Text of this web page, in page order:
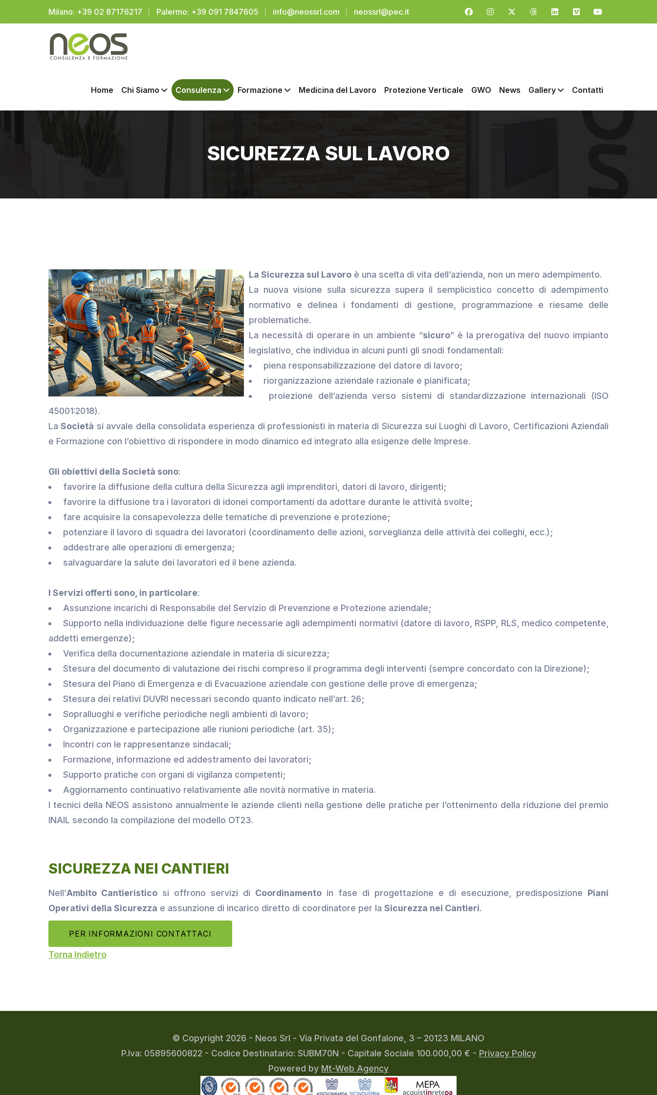
Milano: +39 02 87176217 Palermo: +39 091 7847605 info@neossrl.com neossrl@pec.it
Home Chi Siamo Consulenza Formazione Medicina del Lavoro Protezione Verticale GWO News Gallery Contatti
SICUREZZA SUL LAVORO
La Sicurezza sul Lavoro è una scelta di vita dell’azienda, non un mero adempimento.
La nuova visione sulla sicurezza supera il semplicistico concetto di adempimento
normativo e delinea i fondamenti di gestione, programmazione e riesame delle
problematiche.
La necessità di operare in un ambiente “sicuro” è la prerogativa del nuovo impianto
legislativo, che individua in alcuni punti gli snodi fondamentali:
piena responsabilizzazione del datore di lavoro;
riorganizzazione aziendale razionale e pianificata;
proiezione dell’azienda verso sistemi di standardizzazione internazionali (ISO
45001:2018).
LaSocietà si avvale della consolidata esperienza di professionisti in materia di Sicurezza sui Luoghi di Lavoro, Certificazioni Aziendali
e Formazione con l’obiettivo di rispondere in modo dinamico ed integrato alla esigenze delle Imprese.
Gli obiettivi della Società sono:
favorire la diffusione della cultura della Sicurezza agli imprenditori, datori di lavoro, dirigenti;
favorire la diffusione tra i lavoratori di idonei comportamenti da adottare durante le attività svolte;
fare acquisire la consapevolezza delle tematiche di prevenzione e protezione;
potenziare il lavoro di squadra dei lavoratori (coordinamento delle azioni, sorveglianza delle attività dei colleghi, ecc.);
addestrare alle operazioni di emergenza;
salvaguardare la salute dei lavoratori ed il bene azienda.
I Servizi offerti sono, in particolare:
Assunzione incarichi di Responsabile del Servizio di Prevenzione e Protezione aziendale;
Supporto nella individuazione delle figure necessarie agli adempimenti normativi (datore di lavoro, RSPP, RLS, medico competente,
addetti emergenze);
Verifica della documentazione aziendale in materia di sicurezza;
Stesura del documento di valutazione dei rischi compreso il programma degli interventi (sempre concordato con la Direzione);
Stesura del Piano di Emergenza e di Evacuazione aziendale con gestione delle prove di emergenza;
Stesura dei relativi DUVRI necessari secondo quanto indicato nell’art. 26;
Sopralluoghi e verifiche periodiche negli ambienti di lavoro;
Organizzazione e partecipazione alle riunioni periodiche (art. 35);
Incontri con le rappresentanze sindacali;
Formazione, informazione ed addestramento dei lavoratori;
Supporto pratiche con organi di vigilanza competenti;
Aggiornamento continuativo relativamente alle novità normative in materia.
I tecnici della NEOS assistono annualmente le aziende clienti nella gestione delle pratiche per l’ottenimento della riduzione del premio
INAIL secondo la compilazione del modello OT23.
SICUREZZA NEI CANTIERI
Nell’Ambito Cantieristico si offrono servizi di Coordinamento in fase di progettazione e di esecuzione, predisposizione Piani
Operativi della Sicurezza e assunzione di incarico diretto di coordinatore per la Sicurezza nei Cantieri.
PER INFORMAZIONI CONTATTACI
Torna Indietro
© Copyright 2026 - Neos Srl - Via Privata del Gonfalone, 3 – 20123 MILANO
P.Iva: 05895600822 - Codice Destinatario: SUBM70N - Capitale Sociale 100.000,00 € - Privacy Policy
Powered by Mt-Web Agency